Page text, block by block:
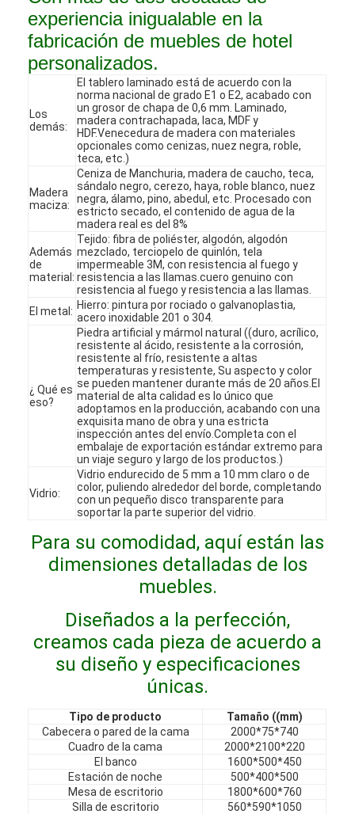
En casa
Productos
Los vídeos
Espectáculo VR
Sobre nosotros
Recorrido por la fábrica
Contáctenos
Noticias
Las preguntas
Ahora Charle
experiencia inigualable en la
fabricación de muebles de hotel
personalizados.
Los
demás:
El tablero laminado está de acuerdo con la
norma nacional de grado E1 o E2, acabado con
un grosor de chapa de 0,6 mm. Laminado,
madera contrachapada, laca, MDF y
HDF.Venecedura de madera con materiales
opcionales como cenizas, nuez negra, roble,
teca, etc.)
Madera
maciza:
Ceniza de Manchuria, madera de caucho, teca,
sándalo negro, cerezo, haya, roble blanco, nuez
negra, álamo, pino, abedul, etc. Procesado con
estricto secado, el contenido de agua de la
madera real es del 8%
Además
de
material:
Tejido: fibra de poliéster, algodón, algodón
mezclado, terciopelo de quinlón, tela
impermeable 3M, con resistencia al fuego y
resistencia a las llamas.cuero genuino con
resistencia al fuego y resistencia a las llamas.
El metal: Hierro: pintura por rociado o galvanoplastia,
acero inoxidable 201 o 304.
¿ Qué es
eso?
Piedra artificial y mármol natural ((duro, acrílico,
resistente al ácido, resistente a la corrosión,
resistente al frío, resistente a altas
temperaturas y resistente, Su aspecto y color
se pueden mantener durante más de 20 años.El
material de alta calidad es lo único que
adoptamos en la producción, acabando con una
exquisita mano de obra y una estricta
inspección antes del envío.Completa con el
embalaje de exportación estándar extremo para
un viaje seguro y largo de los productos.)
Vidrio:
Vidrio endurecido de 5 mm a 10 mm claro o de
color, puliendo alrededor del borde, completando
con un pequeño disco transparente para
soportar la parte superior del vidrio.
Para su comodidad, aquí están las
dimensiones detalladas de los
muebles.
Diseñados a la perfección,
creamos cada pieza de acuerdo a
su diseño y especificaciones
únicas.
Tipo de producto
Tamaño ((mm)
Cabecera o pared de la cama
2000*75*740
Cuadro de la cama
2000*2100*220
El banco
1600*500*450
Estación de noche
500*400*500
Mesa de escritorio
1800*600*760
Silla de escritorio
560*590*1050